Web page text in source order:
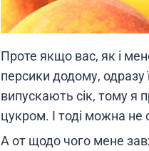
Проте якщо вас, як і
персики додому,
випускають сік, тому я
цукром. І тоді можна не
А от щодо чого мене